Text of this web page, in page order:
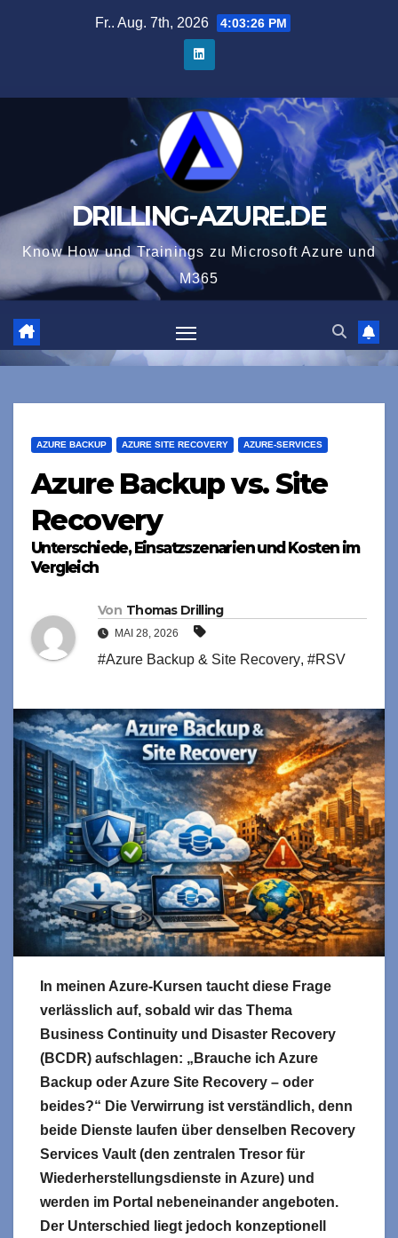
Fr.. Aug. 7th, 2026 4:03:27 PM
DRILLING-AZURE.DE
Know How und Trainings zu Microsoft Azure und
M365
AZURE BACKUP AZURE SITE RECOVERY AZURE-SERVICES
Azure Backup vs. Site
Recovery
Unterschiede, Einsatzszenarien und Kosten im
Vergleich
Von Thomas Drilling
MAI 28, 2026
#Azure Backup & Site Recovery, #RSV
In meinen Azure-Kursen taucht diese Frage
verlässlich auf, sobald wir das Thema
Business Continuity und Disaster Recovery
(BCDR) aufschlagen: „Brauche ich Azure
Backup oder Azure Site Recovery – oder
beides?“ Die Verwirrung ist verständlich, denn
beide Dienste laufen über denselben Recovery
Services Vault (den zentralen Tresor für
Wiederherstellungsdienste in Azure) und
werden im Portal nebeneinander angeboten.
Der Unterschied liegt jedoch konzeptionell